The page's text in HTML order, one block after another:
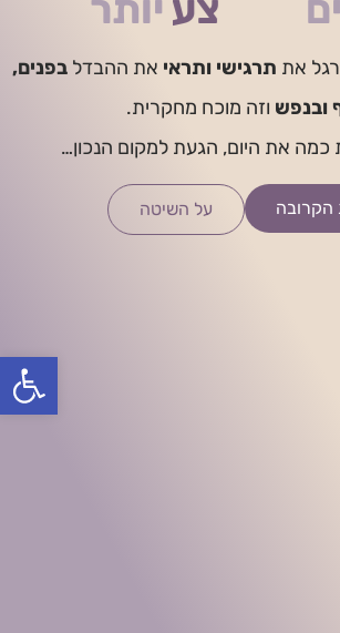
פתח
ע י ר
י
את תרגישי ותראי את ההבדלבפנים,
ובנפש וזה מוכח מחקרית.
את היום, הגעת למקום הנכון…
הקרובה על השיטה